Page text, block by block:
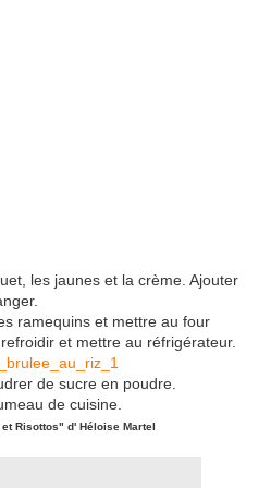
les jaunes et la crème. Ajouter
ramequins et mettre au four
et mettre au réfrigérateur.
de sucre en poudre.
de cuisine.
Risottos" d' Héloise Martel